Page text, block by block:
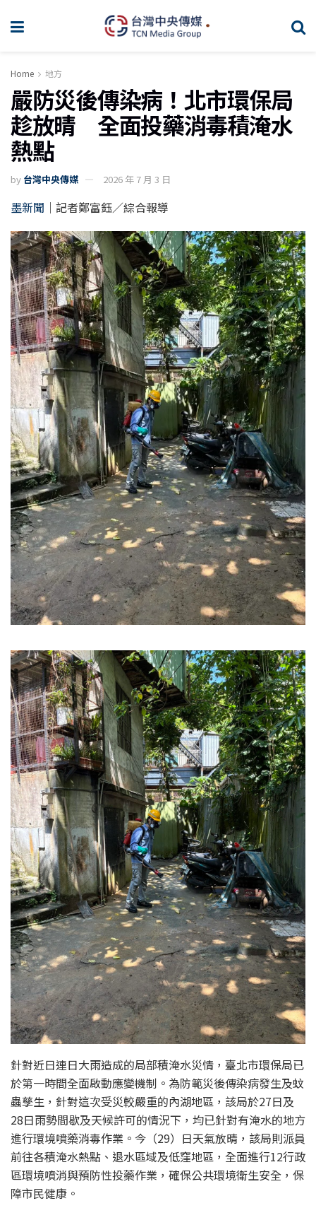
Home 地方
嚴防災後傳染病！北市環保局
趁放晴 全面投藥消毒積淹水
熱點
by 台灣中央傳媒 2026 年 7 月 3 日
墨新聞 ｜記者鄭富鈺／綜合報導
針對近日連日大雨造成的局部積淹水災情，臺北市環保局已
於第一時間全面啟動應變機制。為防範災後傳染病發生及蚊
蟲孳生，針對這次受災較嚴重的內湖地區，該局於27日及
28日雨勢間歇及天候許可的情況下，均已針對有淹水的地方
進行環境噴藥消毒作業。今（29）日天氣放晴，該局則派員
前往各積淹水熱點、退水區域及低窪地區，全面進行12行政
區環境噴消與預防性投藥作業，確保公共環境衛生安全，保
障市民健康。